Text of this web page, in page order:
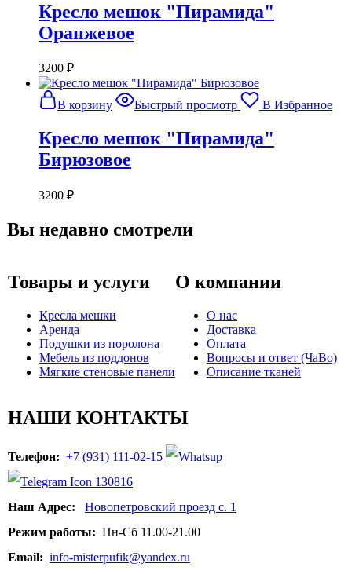
Кресло мешок "Пирамида"
Оранжевое
3200 ₽
В корзину Быстрый просмотр В Избранное
Кресло мешок "Пирамида"
Бирюзовое
3200 ₽
Вы недавно смотрели
Товары и услуги
Кресла мешки
Аренда
Подушки из поролона
Мебель из поддонов
Мягкие стеновые панели
О компании
О нас
Доставка
Оплата
Вопросы и ответ (ЧаВо)
Описание тканей
НАШИ КОНТАКТЫ
Телефон: +7 (931) 111-02-15
Наш Адрес: Новопетровский проезд с. 1
Режим работы: Пн-Сб 11.00-21.00
Email: info-misterpufik@yandex.ru